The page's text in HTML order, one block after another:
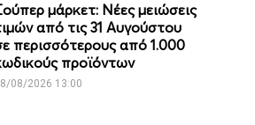
μάρκετ: Νέες μειώσεις
από τις 31 Αυγούστου
περισσότερους από 1.000
προϊόντων
08/2026 13:00